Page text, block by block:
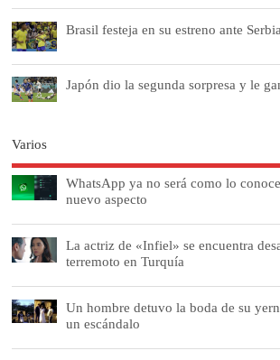
Brasil festeja en su estreno ante Serbia
Japón dio la segunda sorpresa y le
Varios
WhatsApp ya no será como lo
nuevo aspecto
La actriz de «Infiel» se encuentra
terremoto en Turquía
Un hombre detuvo la boda de su
un escándalo